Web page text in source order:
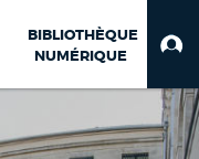
BIBLIOTHÈQUE
NUMÉRIQUE